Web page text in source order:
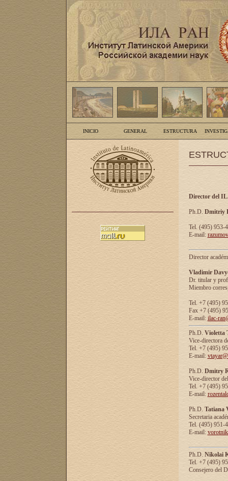
INICIO GENERAL ESTRUCTURA
Director del
Ph.D. Dmitriy
Tel. (495) 953-
E-mail:
Director
Vladimir
Dr. titular y
Miembro
Tel. +7 (495)
Fax +7 (495)
E-mail: ilac-
Ph.D. Violetta
Vice-directora
Tel. +7 (495)
E-mail:
Ph.D. Dmitry
Vice-director
Tel. +7 (495)
E-mail:
Ph.D. Tatiana
Secretaria
Tel. (495) 951-
E-mail:
Ph.D. Nikolai
Tel. +7 (495)
Consejero del